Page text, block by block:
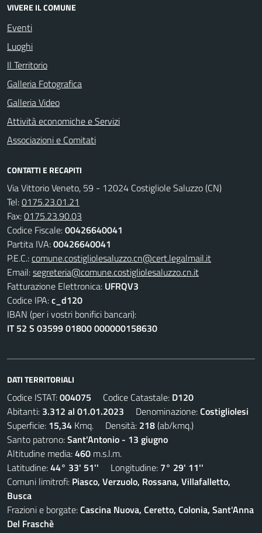
VIVERE IL COMUNE
Eventi
Luoghi
Il Territorio
Galleria Fotografica
Galleria Video
Attività economiche e Servizi
Associazioni e Comitati
CONTATTI E RECAPITI
Via Vittorio Veneto, 59 - 12024 Costigliole Saluzzo (CN)
Tel:0175.23.01.21
Fax:0175.23.90.03
Codice Fiscale:00426640041
Partita IVA:00426640041
P.E.C.:comune.costigliolesaluzzo.cn@cert.legalmail.it
Email:segreteria@comune.costigliolesaluzzo.cn.it
Fatturazione Elettronica: UFRQV3
Codice IPA:c_d120
IBAN (per i vostri bonifici bancari):
IT 52 S 03599 01800 000000158630
DATI TERRITORIALI
Codice ISTAT:004075 Codice Catastale: D120
Abitanti: 3.312 al 01.01.2023 Denominazione:Costigliolesi
Superficie: 15,34 Kmq. Densità: 218(ab/kmq.)
Santo patrono:Sant'Antonio - 13 giugno
Altitudine media:460 m.s.l.m.
Latitudine:44° 33' 51'' Longitudine: 7° 29' 11''
Comuni limitrofi: Piasco, Verzuolo, Rossana, Villafalletto,
Busca
Frazioni e borgate:Cascina Nuova, Ceretto, Colonia, Sant'Anna
Del Fraschè